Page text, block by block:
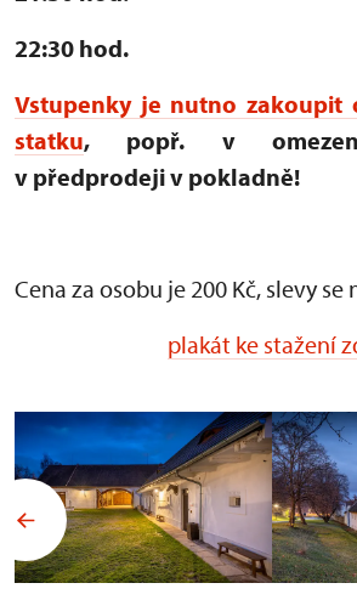
22:30 hod.
Vstupenky je nutno zakoupit
statku, popř. v
v předprodeji v pokladně!
Cena za osobu je 200 Kč, slevy
plakát ke stažení